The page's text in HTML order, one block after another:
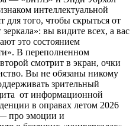
интеллектуальной
для того, чтобы скрыться от
вы видите всех, а вас
это состоянием
В переполненном
смотрит в экран, очки
Вы не обязаны никому
зрительный
от информационной
в оправах летом 2026
про эмоции и